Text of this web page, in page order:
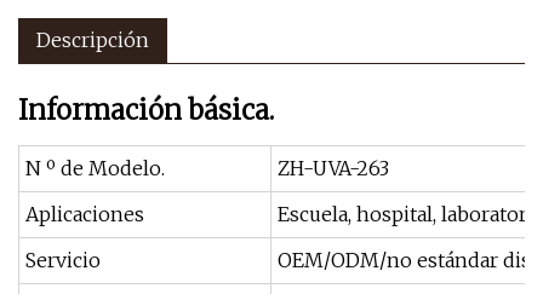
Descripción
Información básica.
N º de Modelo.
ZH-UVA-263
Aplicaciones
Escuela, hospital,
Servicio
OEM/ODM/no estándar